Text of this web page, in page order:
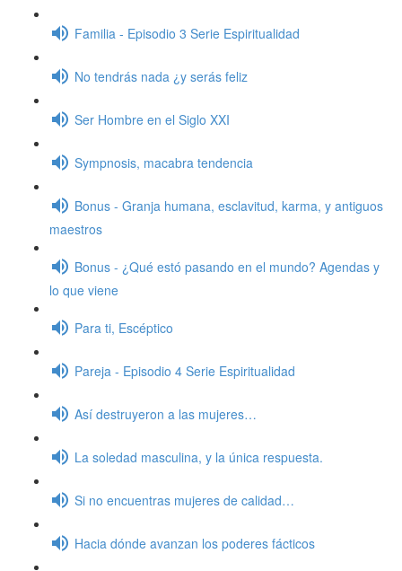
Familia - Episodio 3 Serie Espiritualidad
No tendrás nada ¿y serás feliz
Ser Hombre en el Siglo XXI
Sympnosis, macabra tendencia
Bonus - Granja humana, esclavitud, karma, y antiguos
maestros
Bonus - ¿Qué estó pasando en el mundo? Agendas y
lo que viene
Para ti, Escéptico
Pareja - Episodio 4 Serie Espiritualidad
Así destruyeron a las mujeres…
La soledad masculina, y la única respuesta.
Si no encuentras mujeres de calidad…
Hacia dónde avanzan los poderes fácticos